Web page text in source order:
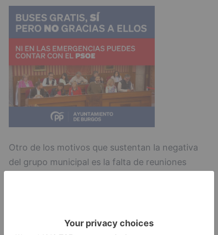
Otro de los motivos que sustentan la negativa
del grupo municipal es la falta de reuniones